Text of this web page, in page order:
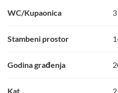
WC/Kupaonica 3
Stambeni prostor
Godina građenja
Kat 2